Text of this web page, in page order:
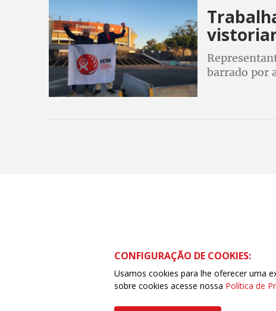
vistoriar
barrado por
CONFIGURAÇÃO DE COOKIES:
Usamos cookies para lhe oferecer uma
sobre cookies acesse nossa Política de